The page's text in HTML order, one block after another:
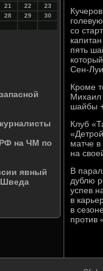
21 22
23
28 29
30
на ЧМ по
явный
Шведа
со
пять
Сен-
Кроме
Михаил
шайбы
Клуб
матче
на
В
дублю
успев
в
в
против